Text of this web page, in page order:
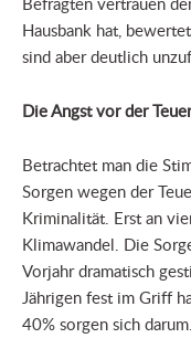
Hausbank hat,
sind aber deutlich
Die Angst vor der
Betrachtet man die
Sorgen wegen der
Kriminalität. Erst an
Klimawandel. Die
Vorjahr dramatisch
Jährigen fest im Griff
40% sorgen sich